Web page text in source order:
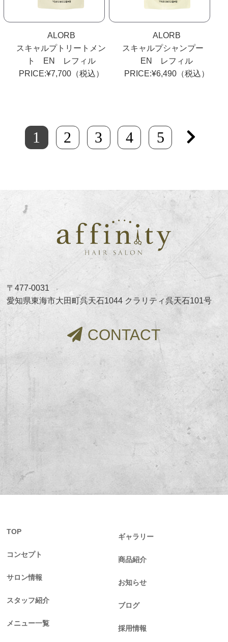
ALORB
スキャルプトリートメン
ト EN レフィル
PRICE:¥7,700（税込）
ALORB
スキャルプシャンプー
EN レフィル
PRICE:¥6,490（税込）
1 2 3 4 5
〒477-0031
愛知県東海市大田町呉天石1044 クラリティ呉天石101号
CONTACT
TOP
コンセプト
サロン情報
スタッフ紹介
メニュー一覧
ギャラリー
商品紹介
お知らせ
ブログ
採用情報